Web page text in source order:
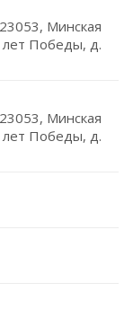
Минская
лет Победы, д.
Минская
лет Победы, д.